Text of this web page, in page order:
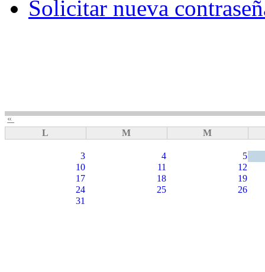
Solicitar nueva
«
L
M M
3 4
5
10
11
12
17
18
19
24
25
26
31